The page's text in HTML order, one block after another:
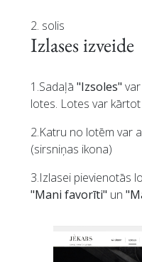
2. solis
Izlases izveide
1.Sadaļā "Izsoles"
lotes. Lotes var
2.Katru no lotēm var
(sirsniņas ikona)
3.Izlasei pievienotās
"Mani favorīti" un